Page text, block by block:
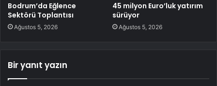
Bodrum’da Eğlence
Sektörü Toplantısı
Ağustos 5, 2026
45 milyon Euro’luk yatırım
sürüyor
Ağustos 5, 2026
Bir yanıt yazın